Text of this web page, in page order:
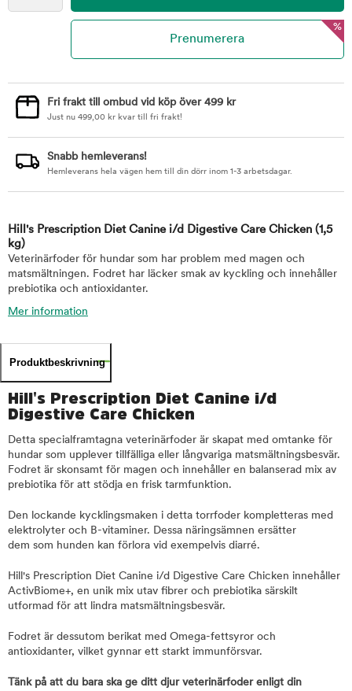
%
Fri frakt till ombud vid köp över 499 kr
Just nu 499,00 kr kvar till fri frakt!
Snabb hemleverans!
Hemleverans hela vägen hem till din dörr inom 1-3 arbetsdagar.
Hill's Prescription Diet Canine i/d Digestive Care Chicken (1,5
kg)
Veterinärfoder för hundar som har problem med magen och
matsmältningen. Fodret har läcker smak av kyckling och innehåller
prebiotika och antioxidanter.
Mer information
Produktbeskrivning
Hill's Prescription Diet Canine i/d
Digestive Care Chicken
Detta specialframtagna veterinärfoder är skapat med omtanke för
hundar som upplever tillfälliga eller långvariga matsmältningsbesvär.
Fodret är skonsamt för magen och innehåller en balanserad mix av
prebiotika för att stödja en frisk tarmfunktion.
Den lockande kycklingsmaken i detta torrfoder kompletteras med
elektrolyter och B-vitaminer. Dessa näringsämnen ersätter
dem som hunden kan förlora vid exempelvis diarré.
Hill's Prescription Diet Canine i/d Digestive Care Chicken innehåller
ActivBiome+, en unik mix utav fibrer och prebiotika särskilt
utformad för att lindra matsmältningsbesvär.
Fodret är dessutom berikat med Omega-fettsyror och
antioxidanter, vilket gynnar ett starkt immunförsvar.
Tänk på att du bara ska ge ditt djur veterinärfoder enligt din